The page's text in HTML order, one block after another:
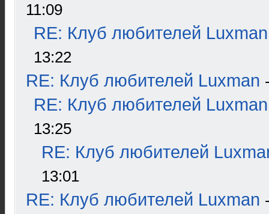
11:09
RE: Клуб любителей Luxman
13:22
RE: Клуб любителей Luxman
RE: Клуб любителей Luxman
13:25
RE: Клуб любителей
13:01
RE: Клуб любителей Luxman